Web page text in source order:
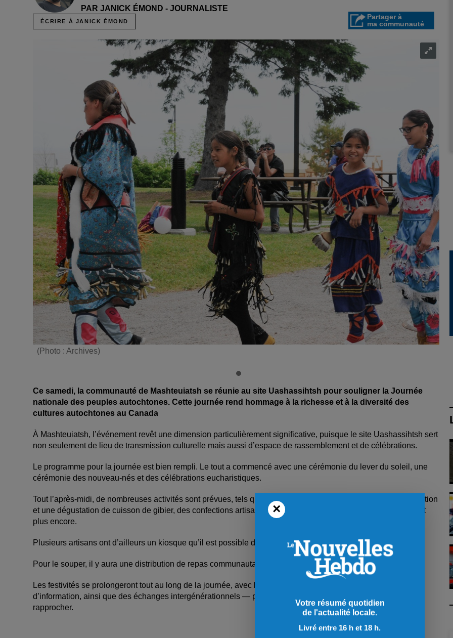
PAR JANICK ÉMOND - JOURNALISTE
ÉCRIRE À JANICK ÉMOND
Partager à
ma communauté
(Photo : Archives)
Ce samedi, la communauté de Mashteuiatsh se réunie au site Uashassihtsh pour souligner la Journée
nationale des peuples autochtones. Cette journée rend hommage à la richesse et à la diversité des
cultures autochtones au Canada
À Mashteuiatsh, l’événement revêt une dimension particulièrement significative, puisque le site Uashassihtsh sert
non seulement de lieu de transmission culturelle mais aussi d’espace de rassemblement et de célébrations.
Le programme pour la journée est bien rempli. Le tout a commencé avec une cérémonie du lever du soleil, une
cérémonie des nouveau-nés et des célébrations eucharistiques.
Tout l’après-midi, de nombreuses activités sont prévues, tels que des activités pour les jeunes, une démonstration
et une dégustation de cuisson de gibier, des confections artisanales de bandeaux et de bracelets d’écorces, et
plus encore.
Plusieurs artisans ont d’ailleurs un kiosque qu’il est possible de visiter.
Pour le souper, il y aura une distribution de repas communautaires.
Les festivités se prolongeront tout au long de la journée, avec la tenue d’ateliers d’artisanat, de kiosques
d’information, ainsi que des échanges intergénérationnels — permettant aux aînés et aux jeunes de se
rapprocher.
×
Votre résumé quotidien
de l'actualité locale.
Livré entre 16 h et 18 h.